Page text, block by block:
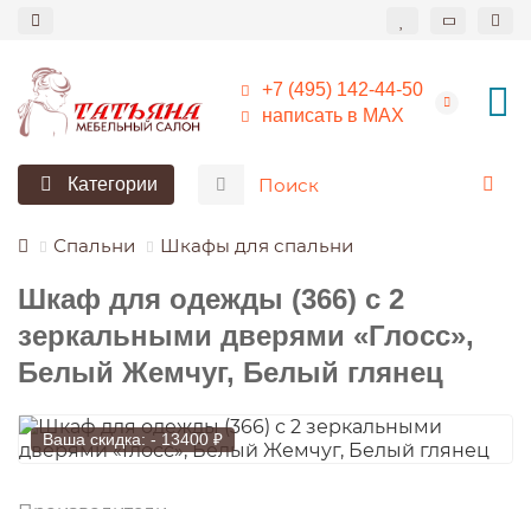
+7 (495) 142-44-50
написать в МАХ
Категории
Спальни Шкафы для спальни
Шкаф для одежды (366) с 2
зеркальными дверями «Глосс»,
Белый Жемчуг, Белый глянец
Ваша скидка: - 13400 ₽